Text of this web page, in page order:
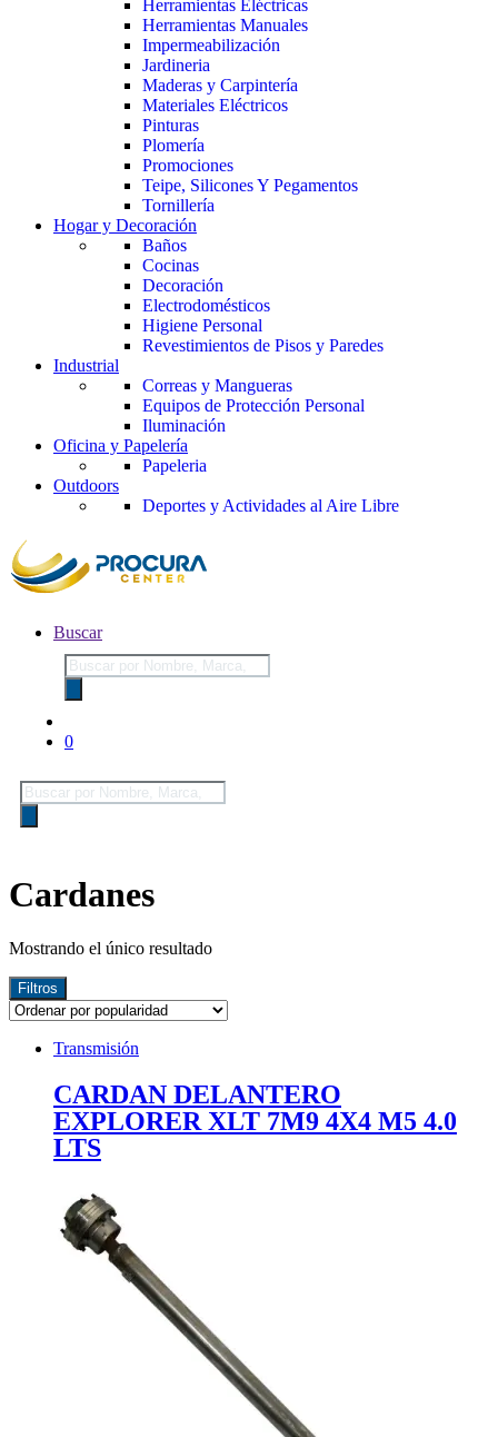
Herramientas Eléctricas
Herramientas Manuales
Impermeabilización
Jardineria
Maderas y Carpintería
Materiales Eléctricos
Pinturas
Plomería
Promociones
Teipe, Silicones Y Pegamentos
Tornillería
Hogar y Decoración
Baños
Cocinas
Decoración
Electrodomésticos
Higiene Personal
Revestimientos de Pisos y Paredes
Industrial
Correas y Mangueras
Equipos de Protección Personal
Iluminación
Oficina y Papelería
Papeleria
Outdoors
Deportes y Actividades al Aire Libre
Buscar
Búsqueda
de
productos
0
Búsqueda
de
productos
Cardanes
Mostrando el único resultado
Filtros
Transmisión
CARDAN DELANTERO
EXPLORER XLT 7M9 4X4 M5 4.0
LTS